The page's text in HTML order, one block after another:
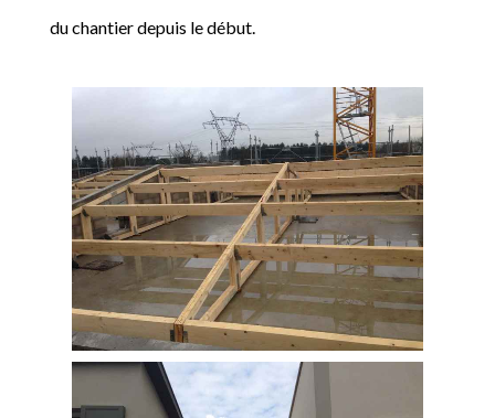
du chantier depuis le début.